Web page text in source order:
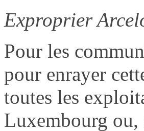
Exproprier
Pour les
pour enrayer
toutes les
Luxembourg